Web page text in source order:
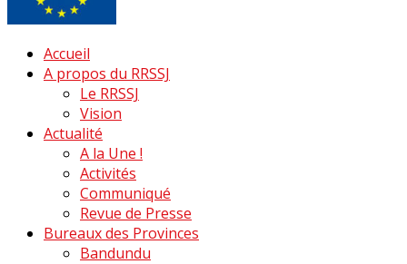
Accueil
A propos du RRSSJ
Le RRSSJ
Vision
Actualité
A la Une !
Activités
Communiqué
Revue de Presse
Bureaux des Provinces
Bandundu